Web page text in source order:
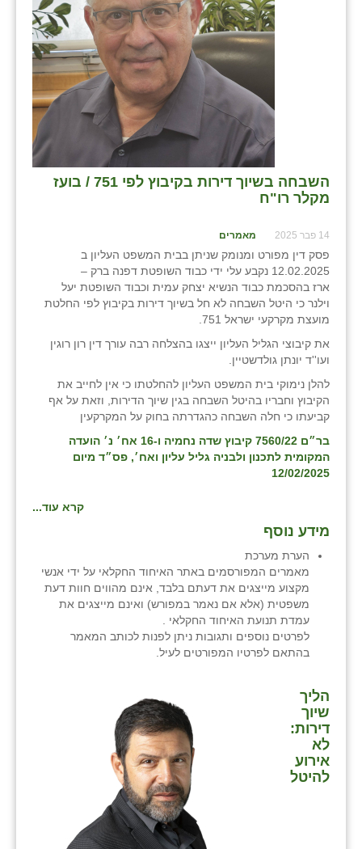
השבחה בשיוך דירות בקיבוץ לפי 751 / בועז
מקלר רו"ח
14 פבר 2025 מאמרים
פסק דין מפורט ומנומק שניתן בבית המשפט העליון ב
12.02.2025 נקבע עלי ידי כבוד השופטת דפנה ברק –
ארז בהסכמת כבוד הנשיא יצחק עמית וכבוד השופטת יעל
וילנר כי היטל השבחה לא חל בשיוך דירות בקיבוץ לפי החלטת
מועצת מקרקעי ישראל 751.
את קיבוצי הגליל העליון ייצגו בהצלחה רבה עורך דין רון רוגין
ועו''ד יונתן גולדשטיין.
להלן נימוקי בית המשפט העליון להחלטתו כי אין לחייב את
הקיבוץ וחבריו בהיטל השבחה בגין שיוך הדירות, וזאת על אף
קביעתו כי חלה השבחה כהגדרתה בחוק על המקרקעין
בר״ם 7560/22 קיבוץ שדה נחמיה ו-16 אח׳ נ׳ הועדה
המקומית לתכנון ולבניה גליל עליון ואח׳, פס״ד מיום
12/02/2025
קרא עוד...
מידע נוסף
הערת מערכת
מאמרים המפורסמים באתר האיחוד החקלאי על ידי אנשי
מקצוע מייצגים את דעתם בלבד, אינם מהווים חוות דעת
משפטית (אלא אם נאמר במפורש) ואינם מייצגים את
עמדת תנועת האיחוד החקלאי .
לפרטים נוספים ותגובות ניתן לפנות לכותב המאמר
בהתאם לפרטיו המפורטים לעיל.
הליך
שיוך
דירות:
לא
אירוע
להיטל
גן השומרון
דקל
זוהר
הדר עם
חבצלת השרון
חמרה
יבול (מורג)
יד השמונה
כפר ביאליק
כפר הרי״ף
כפר מישר